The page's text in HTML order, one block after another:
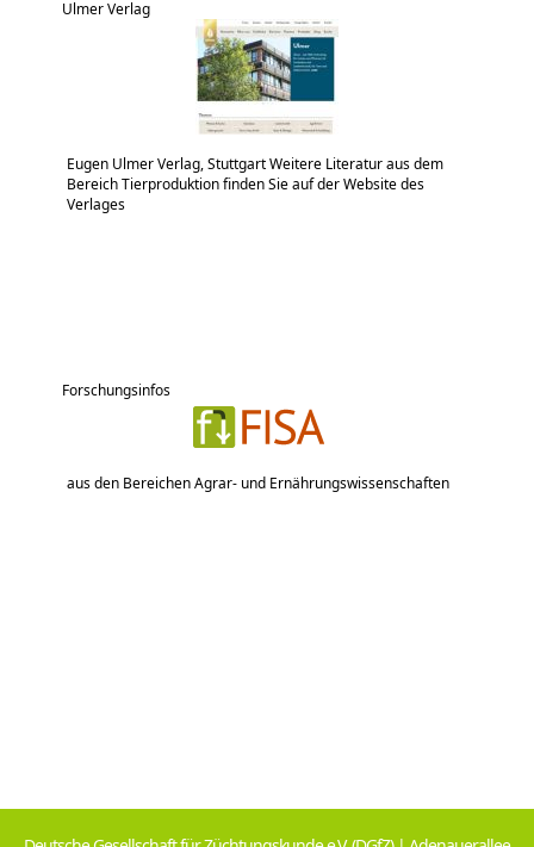
Ulmer Verlag
Eugen Ulmer Verlag, Stuttgart Weitere Literatur aus dem
Bereich Tierproduktion finden Sie auf der Website des
Verlages
Forschungsinfos
aus den Bereichen Agrar- und Ernährungswissenschaften